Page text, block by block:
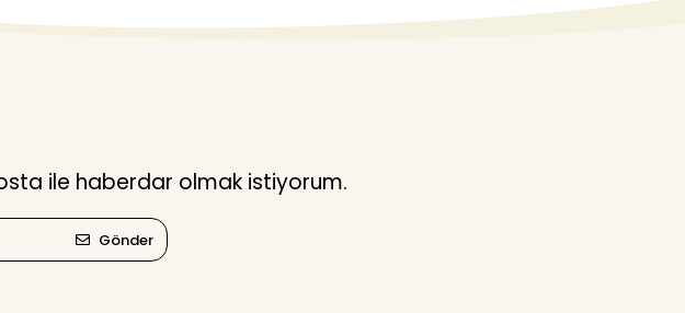
ile haberdar olmak istiyorum.
Gönder